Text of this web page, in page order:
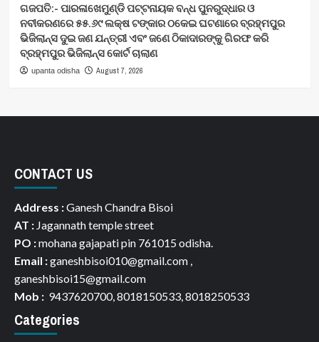
ଗଜପତି:- ପାରଳାଖେମୁଣ୍ଡି ପଟ୍ଟନାୟକ ବନ୍ଧ ପୁନରୁଦ୍ଧାର ଓ
ନବୀକରଣରେ ୫୫.୬୯ ଲକ୍ଷ ଟଙ୍କାର ଠକେଇ ଘଟଣାରେ ବ୍ରହ୍ମପୁର
ଭିଜିଲାନ୍ସ ଦୁଇ ଜଣ ଯନ୍ତ୍ରୀ ଏବଂ ଜଣେ ଠିକାଦାରଙ୍କୁ ଗିରଫ କରି
ବ୍ରହ୍ମପୁର ଭିଜିଲାନ୍ସ କୋର୍ଟ ଚାଲାଣ
upanta odisha August 7, 2026
CONTACT US
Address :Ganesh Chandra Bisoi
AT : Jagannath temple street
PO :mohana gajapati pin 761015 odisha.
Email :ganeshbisoi010@gmail.com ,
ganeshbisoi15@gmail.com
Mob : 9437620700, 8018150533, 8018250533
Categories